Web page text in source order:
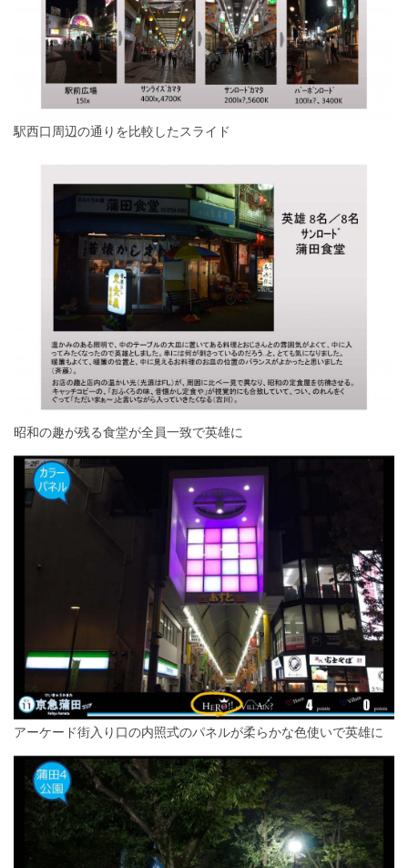
駅西口周辺の通りを比較したスライド
昭和の趣が残る食堂が全員一致で英雄に
アーケード街入り口の内照式のパネルが柔らかな色使いで英雄に